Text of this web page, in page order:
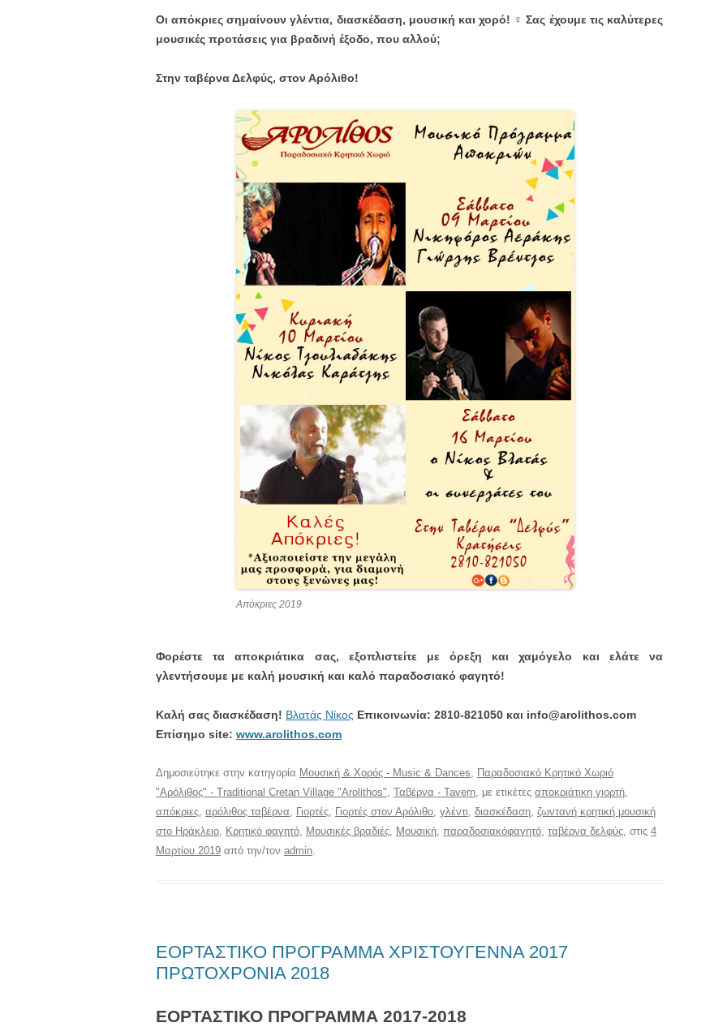
Οι απόκριες σημαίνουν γλέντια, διασκέδαση, μουσική και χορό! ‍♀️ Σας έχουμε τις καλύτερες
μουσικές προτάσεις για βραδινή έξοδο, που αλλού;
Στην ταβέρνα Δελφύς, στον Αρόλιθο!
Απόκριες 2019
Φορέστε τα αποκριάτικα σας, εξοπλιστείτε με όρεξη και χαμόγελο και ελάτε να
γλεντήσουμε με καλή μουσική και καλό παραδοσιακό φαγητό!
Καλή σας διασκέδαση! Βλατάς Νίκος Επικοινωνία: 2810-821050 και info@arolithos.com
Eπίσημο site: www.arolithos.com
Δημοσιεύτηκε στην κατηγορία Μουσική & Χορός - Music & Dances, Παραδοσιακό Κρητικό Χωριό
"Αρόλιθος" - Traditional Cretan Village "Arolithos", Ταβέρνα - Tavern, με ετικέτες αποκριάτικη γιορτή,
απόκριες, αρόλιθος ταβέρνα, Γιορτές, Γιορτές στον Αρόλιθο, γλέντι, διασκέδαση, ζωντανή κρητική μουσική
στο Ηράκλειο, Κρητικό φαγητό, Μουσικές βραδιές, Μουσική, παραδοσιακόφαγητό, ταβέρνα δελφύς, στις 4
Μαρτίου 2019 από την/τον admin.
ΕΟΡΤΑΣΤΙΚΟ ΠΡΟΓΡΑΜΜΑ ΧΡΙΣΤΟΥΓΕΝΝΑ 2017
ΠΡΩΤΟΧΡΟΝΙΑ 2018
ΕΟΡΤΑΣΤΙΚΟ ΠΡΟΓΡΑΜΜΑ 2017-2018